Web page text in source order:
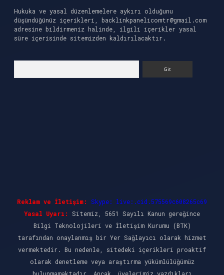
Hukuka ve yasal düzenlemelere aykırı olduğunu
düşündüğünüz içerikleri, backlinkpanelicomtr@gmail.com
adresine bildirmeniz halinde, ilgili içerikler yasal
süre içerisinde sitemizden kaldırılacaktır.
Reklam ve İletişim:
Skype: live:.cid.575569c608265c69
Yasal Uyarı:
Sitemiz, 5651 Sayılı Kanun gereğince
Bilgi Teknolojileri ve İletişim Kurumu (BTK)
tarafından onaylanmış bir Yer Sağlayıcı olarak hizmet
vermektedir. Bu nedenle, sitedeki içerikleri proaktif
olarak denetleme veya araştırma yükümlülüğümüz